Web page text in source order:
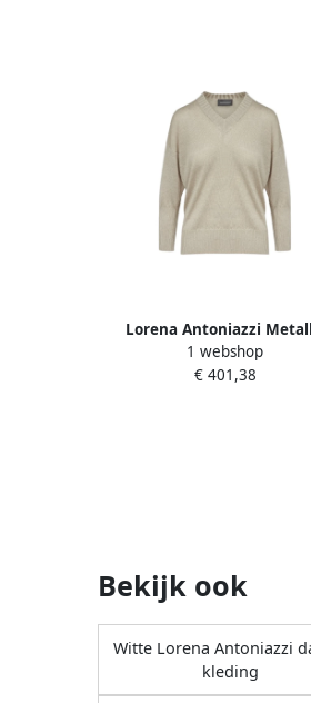
Lorena Antoniazzi
Gebreide Trui met V-Hals
Dames
1 webshop
€ 401,38
Bekijk ook
Witte Lorena Antoniazzi
kleding